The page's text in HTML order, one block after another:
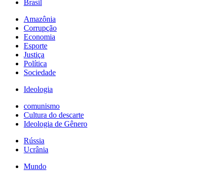
Brasil
Amazônia
Corrupção
Economia
Esporte
Justiça
Política
Sociedade
Ideologia
comunismo
Cultura do descarte
Ideologia de Gênero
Rússia
Ucrânia
Mundo